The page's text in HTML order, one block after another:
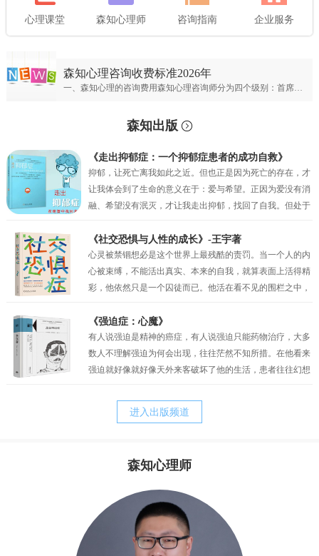
心理课堂 森知心理师 咨询指南 企业服务
森知心理咨询收费标准2026年
一、森知心理的咨询费用森知心理咨询师分为四个级别：首席专家；专家级别；资深级别；普通级别。首席心理专家：￥900元/50分钟；专家心理咨询师：￥700元/50分钟；资深心理咨询师：￥500元/50分钟；普通心理咨询师：300元/50分钟。
森知出版
《走出抑郁症：一个抑郁症患者的成功自救》
抑郁，让死亡离我如此之近。但也正是因为死亡的存在，才
让我体会到了生命的意义在于：爱与希望。正因为爱没有消
融、希望没有泯灭，才让我走出抑郁，找回了自我。但处于
未来，但也仅仅是一种自我安慰罢了。我似乎只剩下在绝望
中坚持的权利，但也正是这种在绝望中的坚持，才真的让我
一点一点地看到了希望。当曙光最终突破了黑夜的壁垒，我
看到了因为“爱”而萌生的动力，因为“希望”而产生的坚持。
《社交恐惧与人性的成长》-王宇著
心灵被禁锢想必是这个世界上最残酷的责罚。当一个人的内
心被束缚，不能活出真实、本来的自我，就算表面上活得精
彩，他依然只是一个囚徒而已。他活在看不见的围栏之中，
偶而已，他以为自己是人生的主宰，其实他只不过是一个傀
儡。社交恐惧症和其他的神经症一样都有一定人格的基础，
俗话说“三岁看大，七岁看老”。社交恐惧的形成与早期环境
和家庭因素密相关，尤其是父母自身人格特质及对孩子的教
胆小、退缩、敏感、焦虑、刻板、追求完美等等人格的特
质，却又是父母赖以责备孩子、苛求孩子的理由。而当孩子
了与真实自我的持久的矛盾，陷入“自我战争”的深渊，并与
《强迫症：心魔》
有人说强迫是精神的癌症，有人说强迫只能药物治疗，大多
数人不理解强迫为何会出现，往往茫然不知所措。在他看来
强迫就好像就好像天外来客破坏了他的生活，患者往往幻想
迫只是他痛苦的表象，而他病态的执念才是他痛苦的根源。
其实，从我们生命最初往往最为真实与自然，但后来由于
不满，因此为了让我们变得更“完整”，结果我们拼命来弥
补，表面上试图救赎自己的努力，不但没有让我们得到救
赎，反倒破坏了人性与人生的自然——人生本是一种自然的
流淌，人性的释放，但对于有执念的人来说重要的只有结
进入出版频道
森知心理师